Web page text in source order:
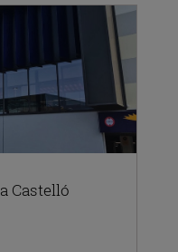
Castelló